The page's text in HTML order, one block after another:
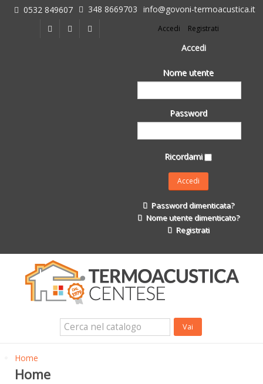
0532 849607 348 8669703 info@govoni-termoacustica.it
Accedi Registrati
Accedi
Nome utente
Password
Ricordami
Password dimenticata?
Nome utente dimenticato?
Registrati
L'azienda
Chi siamo
Fasi della Ricostruzione Post Terremoto
Impermeabilizzanti per l'edilizia
Isolanti Termici, cartongesso e sistemi a secco
Impermeabilizzanti per l'edilizia
Isolanti Termici, cartongesso e sistemi a secco
Isolanti Acustici
Porte e Finestre
Home
Home